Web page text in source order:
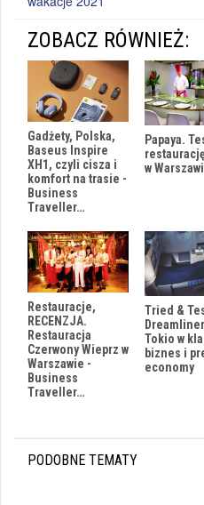
ZOBACZ RÓWNIEŻ:
Gadżety, Polska,
Baseus Inspire
XH1, czyli cisza i
komfort na trasie -
Business
Traveller…
Papaya.
w
Restauracje,
RECENZJA.
Restauracja
Czerwony Wieprz w
Warszawie -
Business
Traveller…
Tried &
Tokio w
biznes i
economy
PODOBNE TEMATY